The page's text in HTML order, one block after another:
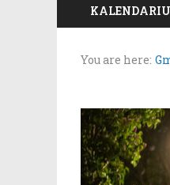
You are here: